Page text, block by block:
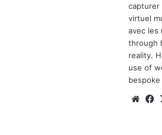
capturer
virtuel
avec les
through
reality.
use of
We